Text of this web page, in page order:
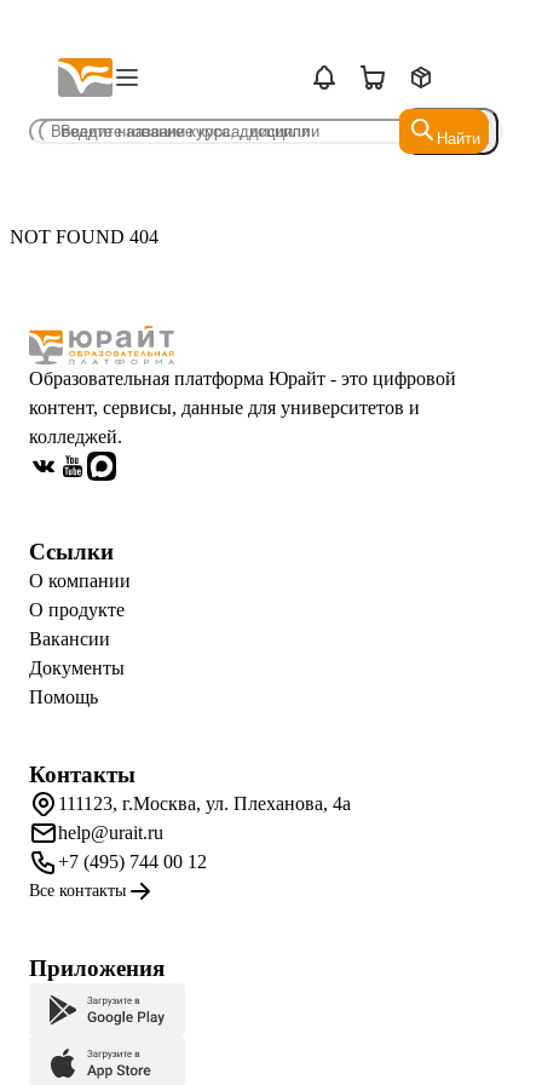
Найти
Найти
NOT FOUND 404
Образовательная платформа Юрайт - это цифровой
контент, сервисы, данные для университетов и
колледжей.
Ссылки
О компании
О продукте
Вакансии
Документы
Помощь
Контакты
111123, г.Москва, ул. Плеханова, 4а
help@urait.ru
+7 (495) 744 00 12
Все контакты
Приложения